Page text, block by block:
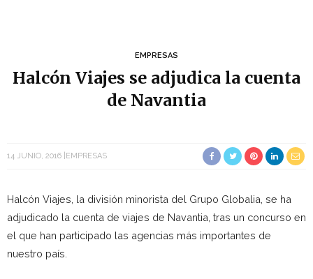
EMPRESAS
Halcón Viajes se adjudica la cuenta
de Navantia
14 JUNIO, 2016 EMPRESAS
Halcón Viajes, la división minorista del Grupo Globalia, se ha
adjudicado la cuenta de viajes de Navantia, tras un concurso en
el que han participado las agencias más importantes de
nuestro país.